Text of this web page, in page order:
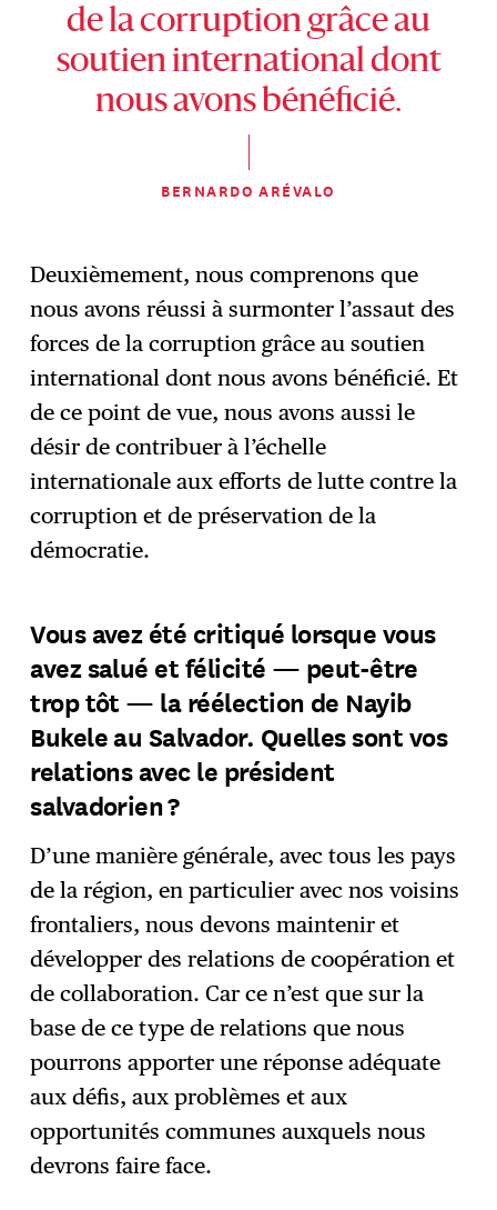
de la corruption grâce au
soutien international dont
nous avons bénéficié.
BERNARDO ARÉVALO
Deuxièmement, nous comprenons que
nous avons réussi à surmonter l’assaut des
forces de la corruption grâce au soutien
international dont nous avons bénéficié. Et
de ce point de vue, nous avons aussi le
désir de contribuer à l’échelle
internationale aux efforts de lutte contre la
corruption et de préservation de la
démocratie.
Vous avez été critiqué lorsque vous
avez salué et félicité — peut-être
trop tôt — la réélection de Nayib
Bukele au Salvador. Quelles sont vos
relations avec le président
salvadorien ?
D’une manière générale, avec tous les pays
de la région, en particulier avec nos voisins
frontaliers, nous devons maintenir et
développer des relations de coopération et
de collaboration. Car ce n’est que sur la
base de ce type de relations que nous
pourrons apporter une réponse adéquate
aux défis, aux problèmes et aux
opportunités communes auxquels nous
devrons faire face.